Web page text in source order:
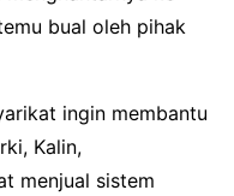
bual oleh pihak
ingin membantu
Kalin,
menjual sistem